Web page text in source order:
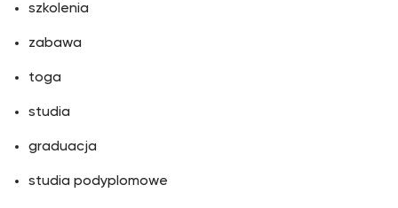
szkolenia
zabawa
toga
studia
graduacja
studia podyplomowe